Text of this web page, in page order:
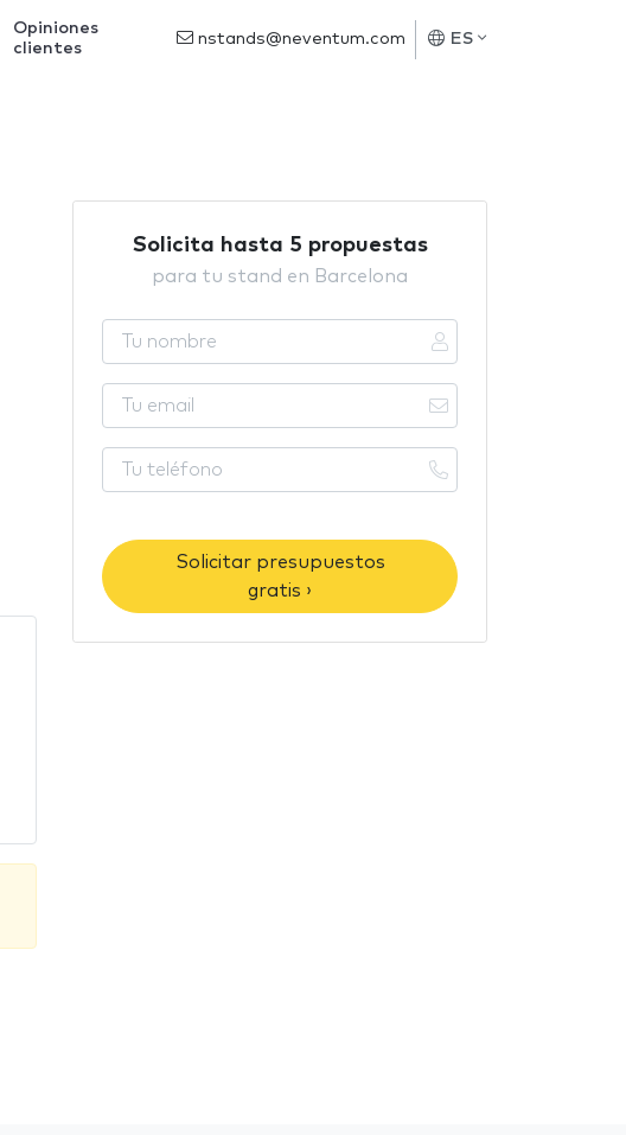
Opiniones
clientes
nstands@neventum.com ES
Solicita hasta 5 propuestas
para tu stand en Barcelona
Solicitar presupuestos
gratis ›